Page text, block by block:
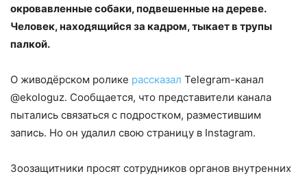
окровавленные собаки, подвешенные на дереве.
Человек, находящийся за кадром, тыкает в трупы
палкой.
О живодёрском ролике рассказал Telegram-канал
@ekologuz. Сообщается, что представители канала
пытались связаться с подростком, разместившим
запись. Но он удалил свою страницу в Instagram.
Зоозащитники просят сотрудников органов внутренних